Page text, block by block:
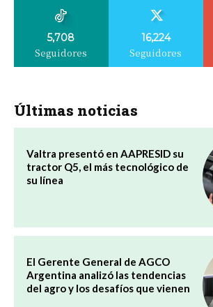
5,708
Seguidores
16,224
Seguidores
Últimas noticias
Valtra presentó en AAPRESID su
tractor Q5, el más tecnológico de
su línea
El Gerente General de AGCO
Argentina analizó las tendencias
del agro y los desafíos que vienen